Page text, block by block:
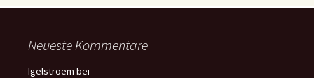
c
Neueste Kommentare
Igelstroem bei